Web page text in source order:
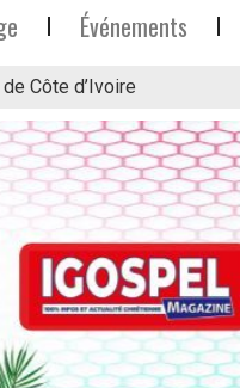
Événements
Côte d’Ivoire